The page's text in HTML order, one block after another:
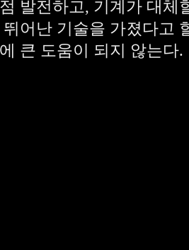
발전하고, 기계가 대체
어난 기술을 가졌다고
큰 도움이 되지 않는다.